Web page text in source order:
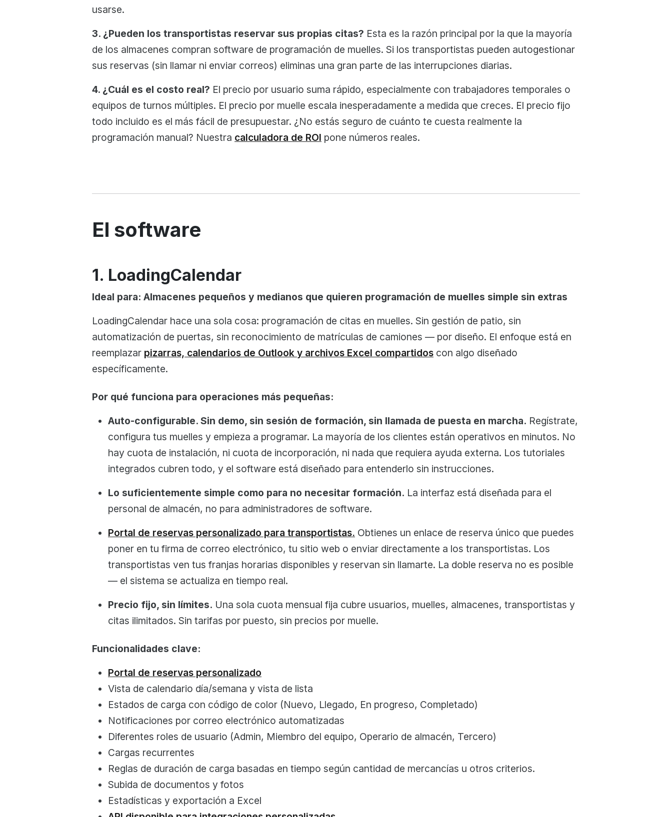
usarse.
3. ¿Pueden los transportistas reservar sus propias citas? Esta es la razón principal por la que la mayoría
de los almacenes compran software de programación de muelles. Si los transportistas pueden autogestionar
sus reservas (sin llamar ni enviar correos) eliminas una gran parte de las interrupciones diarias.
4. ¿Cuál es el costo real? El precio por usuario suma rápido, especialmente con trabajadores temporales o
equipos de turnos múltiples. El precio por muelle escala inesperadamente a medida que creces. El precio fijo
todo incluido es el más fácil de presupuestar. ¿No estás seguro de cuánto te cuesta realmente la
programación manual? Nuestra calculadora de ROI pone números reales.
El software
1. LoadingCalendar
Ideal para: Almacenes pequeños y medianos que quieren programación de muelles simple sin extras
LoadingCalendar hace una sola cosa: programación de citas en muelles. Sin gestión de patio, sin
automatización de puertas, sin reconocimiento de matrículas de camiones — por diseño. El enfoque está en
reemplazar pizarras, calendarios de Outlook y archivos Excel compartidos con algo diseñado
específicamente.
Por qué funciona para operaciones más pequeñas:
Auto-configurable. Sin demo, sin sesión de formación, sin llamada de puesta en marcha. Regístrate,
configura tus muelles y empieza a programar. La mayoría de los clientes están operativos en minutos. No
hay cuota de instalación, ni cuota de incorporación, ni nada que requiera ayuda externa. Los tutoriales
integrados cubren todo, y el software está diseñado para entenderlo sin instrucciones.
Lo suficientemente simple como para no necesitar formación. La interfaz está diseñada para el
personal de almacén, no para administradores de software.
Portal de reservas personalizado para transportistas. Obtienes un enlace de reserva único que puedes
poner en tu firma de correo electrónico, tu sitio web o enviar directamente a los transportistas. Los
transportistas ven tus franjas horarias disponibles y reservan sin llamarte. La doble reserva no es posible
— el sistema se actualiza en tiempo real.
Precio fijo, sin límites. Una sola cuota mensual fija cubre usuarios, muelles, almacenes, transportistas y
citas ilimitados. Sin tarifas por puesto, sin precios por muelle.
Funcionalidades clave:
Portal de reservas personalizado
Vista de calendario día/semana y vista de lista
Estados de carga con código de color (Nuevo, Llegado, En progreso, Completado)
Notificaciones por correo electrónico automatizadas
Diferentes roles de usuario (Admin, Miembro del equipo, Operario de almacén, Tercero)
Cargas recurrentes
Reglas de duración de carga basadas en tiempo según cantidad de mercancías u otros criterios.
Subida de documentos y fotos
Estadísticas y exportación a Excel